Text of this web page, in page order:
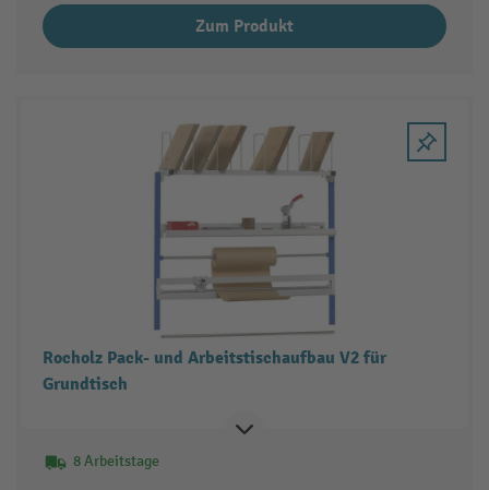
Zum Produkt
Rocholz Pack- und Arbeitstischaufbau V2 für
Grundtisch
8 Arbeitstage